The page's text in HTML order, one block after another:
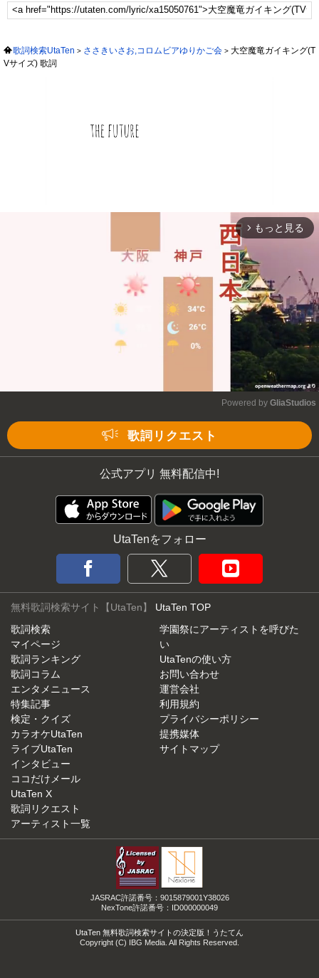
歌詞検索UtaTen ささきいさお,コロムビアゆりかご会
大空魔竜ガイキング(T
Vサイズ) 歌詞
arrow_forward_ios もっと見る
Powered by GliaStudios
歌詞リクエスト
公式アプリ 無料配信中!
UtaTenをフォロー
無料歌詞検索サイト【UtaTen】 UtaTen TOP
歌詞検索
マイページ
歌詞ランキング
歌詞コラム
エンタメニュース
特集記事
検定・クイズ
カラオケUtaTen
ライブUtaTen
インタビュー
ココだけメール
UtaTen X
歌詞リクエスト
アーティスト一覧
学園祭にアーティストを呼びた
い
UtaTenの使い方
お問い合わせ
運営会社
利用規約
プライバシーポリシー
提携媒体
サイトマップ
JASRAC許諾番号：9015879001Y38026
NexTone許諾番号：ID000000049
UtaTen 無料歌詞検索サイトの決定版！うたてん
Copyright (C) IBG Media. All Rights Reserved.